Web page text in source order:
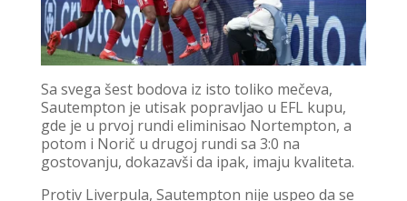
Sa svega šest bodova iz isto toliko mečeva,
Sautempton je utisak popravljao u EFL kupu,
gde je u prvoj rundi eliminisao Nortempton, a
potom i Norič u drugoj rundi sa 3:0 na
gostovanju, dokazavši da ipak, imaju kvaliteta.
Protiv Liverpula, Sautempton nije uspeo da se